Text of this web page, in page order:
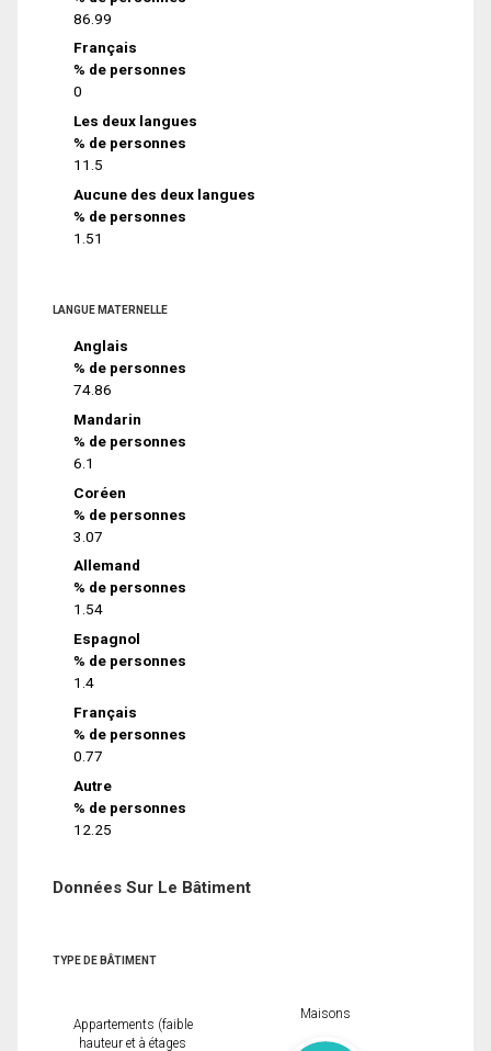
86.99
Français
% de personnes
0
Les deux langues
% de personnes
11.5
Aucune des deux langues
% de personnes
1.51
LANGUE MATERNELLE
Anglais
% de personnes
74.86
Mandarin
% de personnes
6.1
Coréen
% de personnes
3.07
Allemand
% de personnes
1.54
Espagnol
% de personnes
1.4
Français
% de personnes
0.77
Autre
% de personnes
12.25
Données Sur Le Bâtiment
TYPE DE BÂTIMENT
Appartements (faible
hauteur et à étages
Maisons